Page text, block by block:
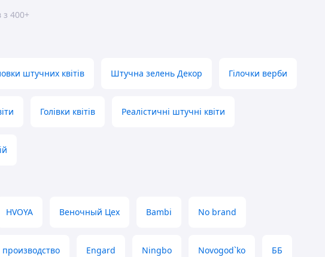
з 400+
штучних квітів Штучна зелень Декор Гілочки верби
Голівки квітів Реалістичні штучні квіти
HVOYA Веночный Цех Bambi No brand
Engard Ningbo Novogod`ko ББ